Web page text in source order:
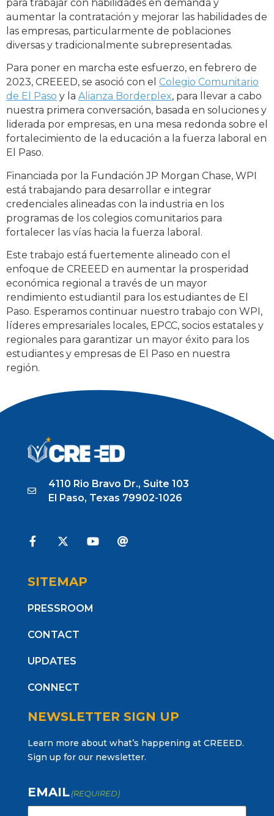
para trabajar con habilidades en demanda y
aumentar la contratación y mejorar las habilidades de
las empresas, particularmente de poblaciones
diversas y tradicionalmente subrepresentadas.
Para poner en marcha este esfuerzo, en febrero de
2023, CREEED, se asoció con el Colegio Comunitario
de El Paso y la Alianza Borderplex, para llevar a cabo
nuestra primera conversación, basada en soluciones y
liderada por empresas, en una mesa redonda sobre el
fortalecimiento de la educación a la fuerza laboral en
El Paso.
Financiada por la Fundación JP Morgan Chase, WPI
está trabajando para desarrollar e integrar
credenciales alineadas con la industria en los
programas de los colegios comunitarios para
fortalecer las vías hacia la fuerza laboral.
Este trabajo está fuertemente alineado con el
enfoque de CREEED en aumentar la prosperidad
económica regional a través de un mayor
rendimiento estudiantil para los estudiantes de El
Paso. Esperamos continuar nuestro trabajo con WPI,
líderes empresariales locales, EPCC, socios estatales y
regionales para garantizar un mayor éxito para los
estudiantes y empresas de El Paso en nuestra
región.
Comunidad (Community)
Superior (Higher Ed)
Fuerza Laboral (Workforce)
4110 Rio Bravo Dr., Suite 103
El Paso, Texas 79902-1026
SITEMAP
PRESSROOM
CONTACT
UPDATES
CONNECT
NEWSLETTER SIGN UP
Learn more about what’s happening at CREEED.
Sign up for our newsletter.
EMAIL (REQUIRED)